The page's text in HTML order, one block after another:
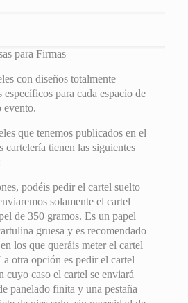
para Firmas
con diseños totalmente
específicos para cada espacio de
evento.
que tenemos publicados en el
cartelería tienen las siguientes
podéis pedir el cartel suelto
solamente el cartel
de 350 gramos. Es un papel
gruesa y es recomendado
los que queráis meter el cartel
otra opción es pedir el cartel
cuyo caso el cartel se enviará
panelado finita y una pestaña